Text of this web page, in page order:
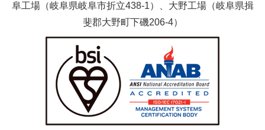
阜工場（岐阜県岐阜市折立438-1）、大野工場（岐阜県揖
斐郡大野町下磯206-4）